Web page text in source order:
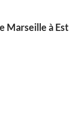
Marseille à Est